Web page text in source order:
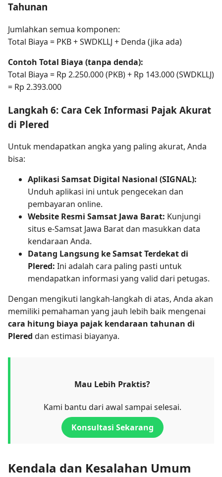
Tahunan
Jumlahkan semua komponen:
Total Biaya = PKB + SWDKLLJ + Denda (jika ada)
Contoh Total Biaya (tanpa denda):
Total Biaya = Rp 2.250.000 (PKB) + Rp 143.000 (SWDKLLJ)
= Rp 2.393.000
Langkah 6: Cara Cek Informasi Pajak Akurat
di Plered
Untuk mendapatkan angka yang paling akurat, Anda
bisa:
Aplikasi Samsat Digital Nasional (SIGNAL):
Unduh aplikasi ini untuk pengecekan dan
pembayaran online.
Website Resmi Samsat Jawa Barat: Kunjungi
situs e-Samsat Jawa Barat dan masukkan data
kendaraan Anda.
Datang Langsung ke Samsat Terdekat di
Plered: Ini adalah cara paling pasti untuk
mendapatkan informasi yang valid dari petugas.
Dengan mengikuti langkah-langkah di atas, Anda akan
memiliki pemahaman yang jauh lebih baik mengenai
cara hitung biaya pajak kendaraan tahunan di
Plered dan estimasi biayanya.
Mau Lebih Praktis?
Kami bantu dari awal sampai selesai.
Konsultasi Sekarang
Kendala dan Kesalahan Umum